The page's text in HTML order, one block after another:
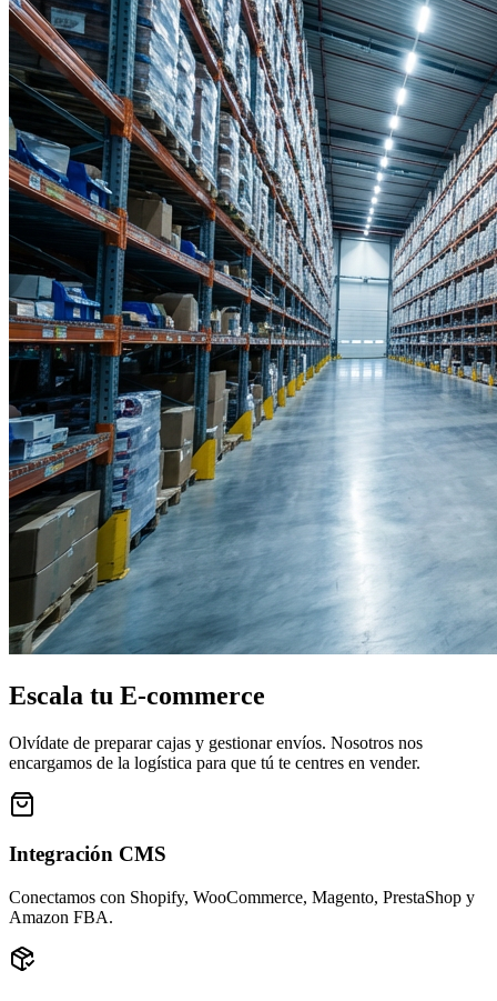
Escala tu E-commerce
Olvídate de preparar cajas y gestionar envíos. Nosotros nos
encargamos de la logística para que tú te centres en vender.
Integración CMS
Conectamos con Shopify, WooCommerce, Magento, PrestaShop y
Amazon FBA.